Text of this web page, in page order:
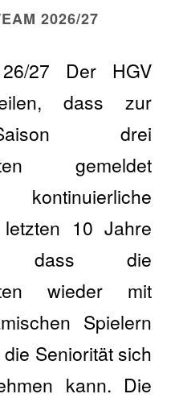
2026/27
27 Der HGV
dass zur
drei
gemeldet
10 Jahre
dass die
wieder mit
Spielern
Seniorität sich
kann. Die